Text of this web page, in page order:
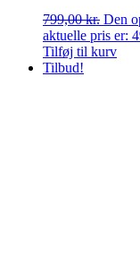
799,00kr. Den
aktuelle pris er:
Tilføj til kurv
Tilbud!